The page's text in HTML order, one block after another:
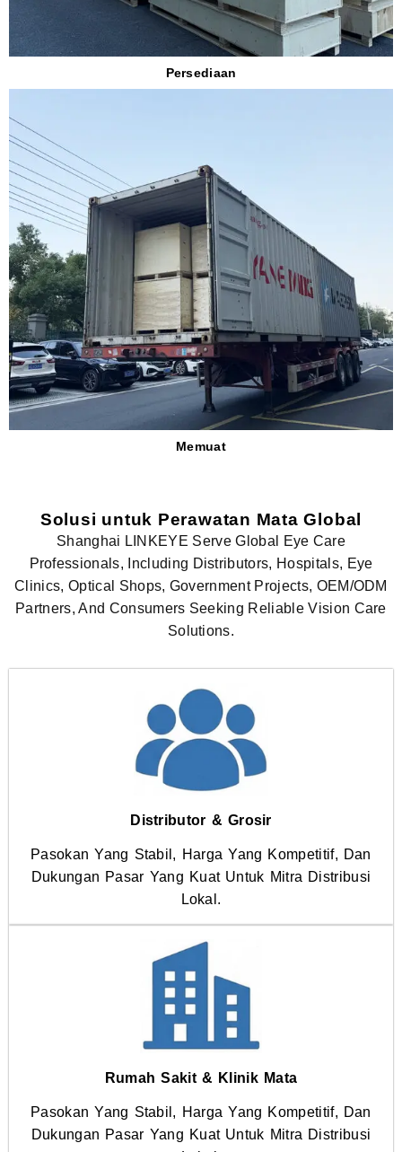
Persediaan
Memuat
Solusi untuk Perawatan Mata Global
Shanghai LINKEYE Serve Global Eye Care
Professionals, Including Distributors, Hospitals, Eye
Clinics, Optical Shops, Government Projects, OEM/ODM
Partners, And Consumers Seeking Reliable Vision Care
Solutions.
Distributor & Grosir
Pasokan Yang Stabil, Harga Yang Kompetitif, Dan
Dukungan Pasar Yang Kuat Untuk Mitra Distribusi
Lokal.
Rumah Sakit & Klinik Mata
Pasokan Yang Stabil, Harga Yang Kompetitif, Dan
Dukungan Pasar Yang Kuat Untuk Mitra Distribusi